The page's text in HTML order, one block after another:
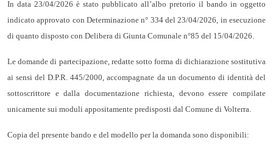
In data 23/04/2026 è stato pubblicato all’albo pretorio il bando in oggetto
indicato approvato con Determinazione n° 334 del 23/04/2026, in esecuzione
di quanto disposto con Delibera di Giunta Comunale n°85 del 15/04/2026.
Le domande di partecipazione, redatte sotto forma di dichiarazione sostitutiva
ai sensi del D.P.R. 445/2000, accompagnate da un documento di identità del
sottoscrittore e dalla documentazione richiesta, devono essere compilate
unicamente sui moduli appositamente predisposti dal Comune di Volterra.
Copia del presente bando e del modello per la domanda sono disponibili: